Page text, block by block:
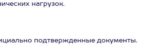
нагрузок.
подтвержденные документы.